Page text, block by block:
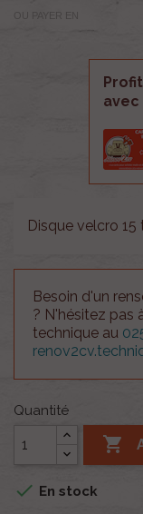
OU PAYER EN
avec
Disque velcro
Besoin d'un
? N'hésitez pas
technique au
Quantité

 En stock